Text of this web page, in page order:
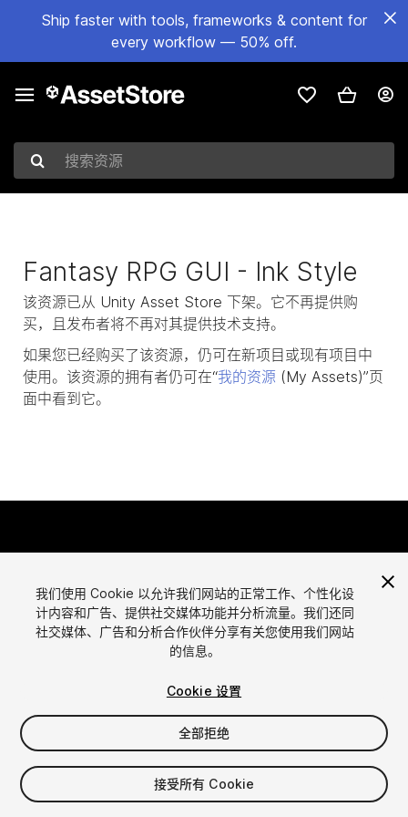
Ship faster with tools, frameworks & content for
every workflow — 50% off.
搜索资源
Fantasy RPG GUI - Ink Style
该资源已从 Unity Asset Store 下架。它不再提供购
买，且发布者将不再对其提供技术支持。
如果您已经购买了该资源，仍可在新项目或现有项目中
使用。该资源的拥有者仍可在“我的资源 (My Assets)”页
面中看到它。
语言
日本語
通过Unity出售资源
出售资源
资源上传指南
发布商登录
常见问题
我们使用 Cookie 以允许我们网站的正常工作、个性化设
计内容和广告、提供社交媒体功能并分析流量。我们还同
社交媒体、广告和分析合作伙伴分享有关您使用我们网站
的信息。
Cookie 设置
全部拒绝
接受所有 Cookie